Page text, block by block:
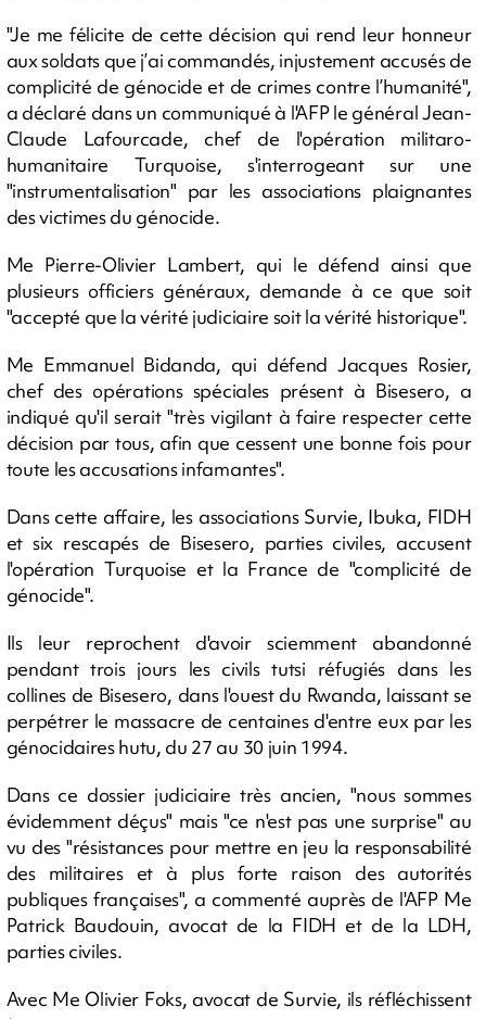
"Je me félicite de cette décision qui rend leur honneur
aux soldats que j’ai commandés, injustement accusés de
complicité de génocide et de crimes contre l’humanité",
a déclaré dans un communiqué à l'AFP le général Jean-
Claude Lafourcade, chef de l'opération militaro-
humanitaire Turquoise, s'interrogeant sur une
"instrumentalisation" par les associations plaignantes
des victimes du génocide.
Me Pierre-Olivier Lambert, qui le défend ainsi que
plusieurs officiers généraux, demande à ce que soit
"accepté que la vérité judiciaire soit la vérité historique".
Me Emmanuel Bidanda, qui défend Jacques Rosier,
chef des opérations spéciales présent à Bisesero, a
indiqué qu'il serait "très vigilant à faire respecter cette
décision par tous, afin que cessent une bonne fois pour
toute les accusations infamantes".
Dans cette affaire, les associations Survie, Ibuka, FIDH
et six rescapés de Bisesero, parties civiles, accusent
l'opération Turquoise et la France de "complicité de
génocide".
Ils leur reprochent d'avoir sciemment abandonné
pendant trois jours les civils tutsi réfugiés dans les
collines de Bisesero, dans l'ouest du Rwanda, laissant se
perpétrer le massacre de centaines d'entre eux par les
génocidaires hutu, du 27 au 30 juin 1994.
Dans ce dossier judiciaire très ancien, "nous sommes
évidemment déçus" mais "ce n'est pas une surprise" au
vu des "résistances pour mettre en jeu la responsabilité
des militaires et à plus forte raison des autorités
publiques françaises", a commenté auprès de l'AFP Me
Patrick Baudouin, avocat de la FIDH et de la LDH,
parties civiles.
Avec Me Olivier Foks, avocat de Survie, ils réfléchissent